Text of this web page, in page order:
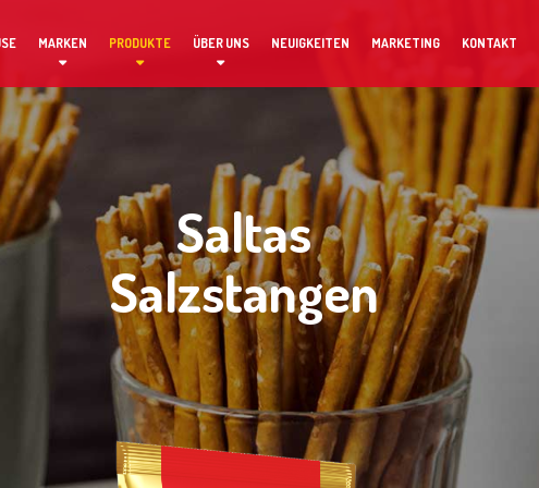
MARKEN PRODUKTE ÜBER UNS NEUIGKEITEN MARKETING KONTAKT
Saltas
Salzstangen